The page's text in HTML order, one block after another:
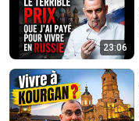
23:06